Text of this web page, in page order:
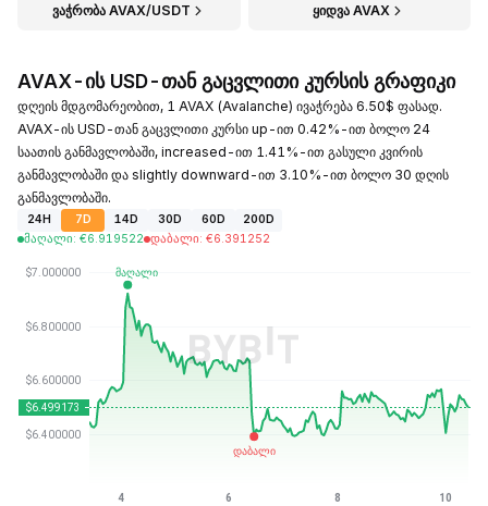
ვაჭრობა AVAX/USDT ყიდვა AVAX
AVAX-ის USD-თან გაცვლითი კურსის გრაფიკი
დღეის მდგომარეობით, 1 AVAX (Avalanche) ივაჭრება 6.50$ ფასად.
AVAX-ის USD-თან გაცვლითი კურსი up-ით 0.42%-ით ბოლო 24
საათის განმავლობაში, increased-ით 1.41%-ით გასული კვირის
განმავლობაში და slightly downward-ით 3.10%-ით ბოლო 30 დღის
განმავლობაში.
24H 7D 14D 30D 60D
200D
მაღალი: €6.919522 დაბალი: €6.391252
ბოლოს განახლდა: 2026-08-10,09:40GMT+0